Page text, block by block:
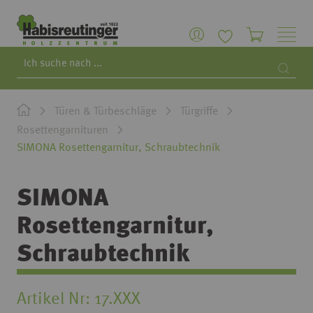
Türen & Türbeschläge
Türgriffe
Rosettengarnituren
SIMONA Rosettengarnitur, Schraubtechnik
SIMONA
Rosettengarnitur,
Schraubtechnik
Artikel Nr 17.XXX